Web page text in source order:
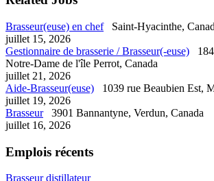
Brasseur(euse) en chef
Saint-Hyacinthe,
juillet 15, 2026
Gestionnaire de brasserie / Brasseur(-euse)
Notre-Dame de l'île Perrot, Canada
juillet 21, 2026
Aide-Brasseur(euse)
1039 rue Beaubien Est,
juillet 19, 2026
Brasseur
3901 Bannantyne, Verdun, Canada
juillet 16, 2026
Emplois récents
Brasseur distillateur